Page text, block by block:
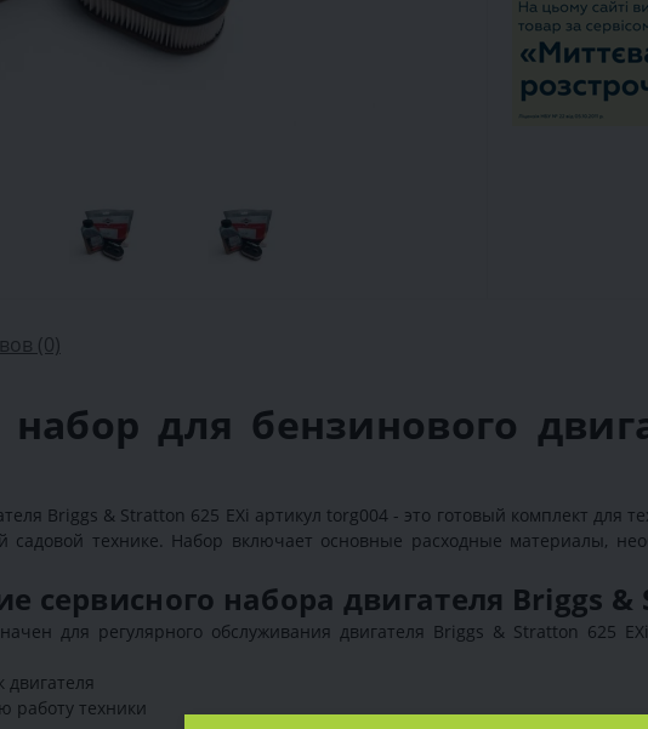
(0)
для бензинового
Briggs & Stratton 625 EXi артикул torg004 - это готовый комплект для
садовой технике. Набор включает основные расходные материалы,
сервисного набора двигателя Briggs &
для регулярного обслуживания двигателя Briggs & Stratton 625
двигателя
работу техники